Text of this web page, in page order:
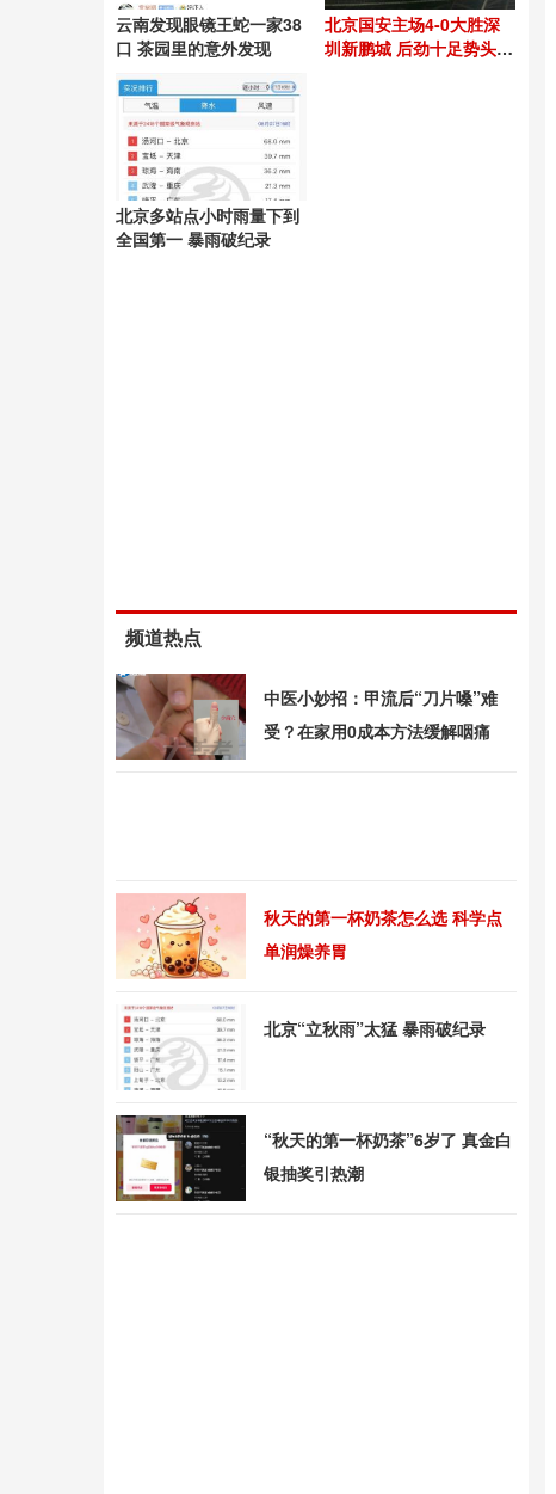
云南发现眼镜王蛇一家38
口 茶园里的意外发现
北京国安主场4-0大胜深
圳新鹏城 后劲十足势头良
北京多站点小时雨量下到
全国第一 暴雨破纪录
频道热点
中医小妙招：甲流后“刀片嗓”难
受？在家用0成本方法缓解咽痛
秋天的第一杯奶茶怎么选 科学点
单润燥养胃
北京“立秋雨”太猛 暴雨破纪录
“秋天的第一杯奶茶”6岁了 真金白
银抽奖引热潮